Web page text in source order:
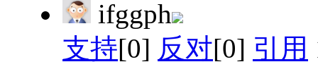
ifggph
支持[0] 反对[0] 引用